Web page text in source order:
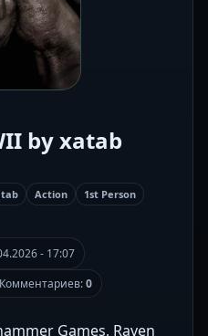
by xatab
Action
1st Person
- 17:07
Комментариев:0
Games, Raven